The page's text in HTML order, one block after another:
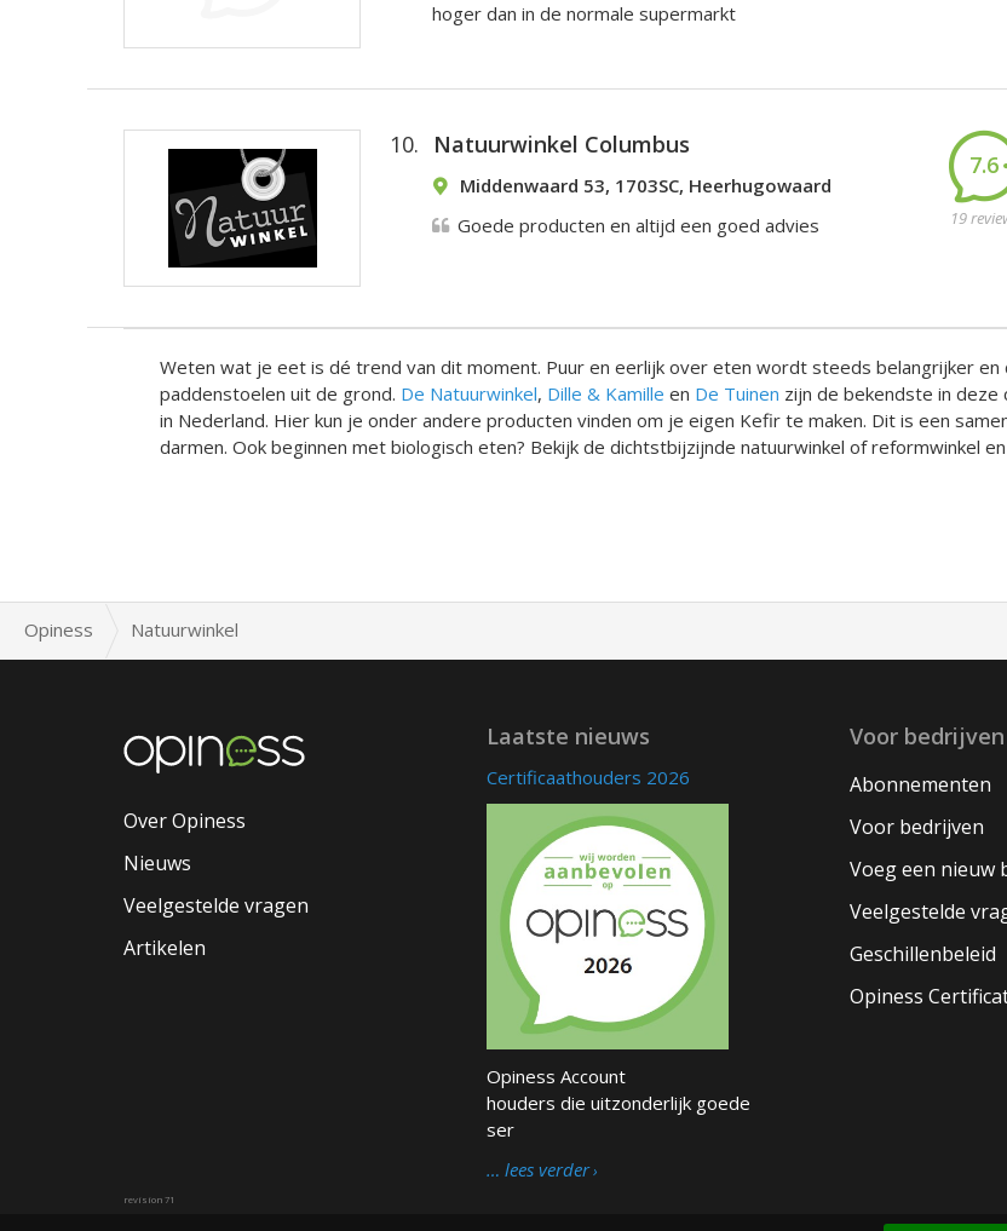
hoger dan in de normale supermarkt
10. Natuurwinkel Columbus
Middenwaard 53, 1703SC, Heerhugowaard
7.6
19
Goede producten en altijd een goed advies
Weten wat je eet is dé trend van dit moment. Puur en eerlijk over eten wordt steeds belangrijker en
paddenstoelen uit de grond. De Natuurwinkel, Dille & Kamille en De Tuinen zijn de bekendste in
in Nederland. Hier kun je onder andere producten vinden om je eigen Kefir te maken. Dit is een
darmen. Ook beginnen met biologisch eten? Bekijk de dichtstbijzijnde natuurwinkel of reformwinkel
Opiness Natuurwinkel
Over Opiness
Nieuws
Veelgestelde vragen
Artikelen
Laatste nieuws
Certificaathouders 2026
Opiness Account
houders die uitzonderlijk goede
ser
… lees verder
Voor bedrijven
Abonnementen
Voor bedrijven
Voeg een nieuw
Veelgestelde
Geschillenbeleid
Opiness
revision 71